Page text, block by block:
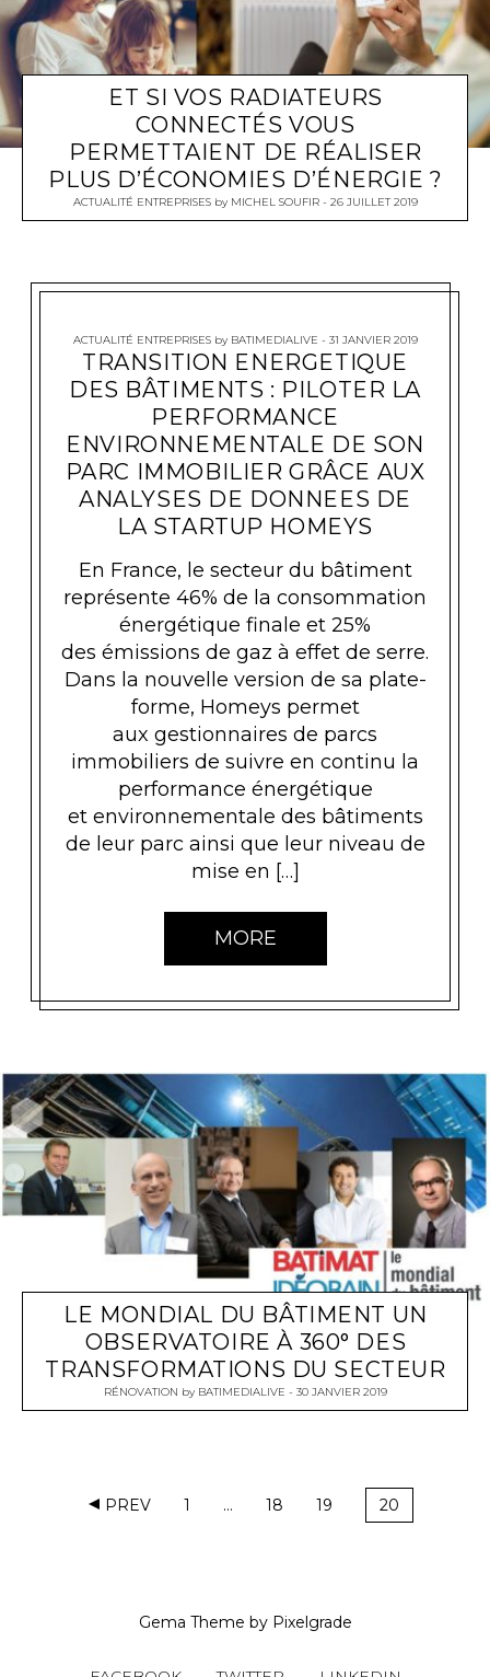
ET SI VOS RADIATEURS
CONNECTÉS VOUS
PERMETTAIENT DE RÉALISER
PLUS D’ÉCONOMIES D’ÉNERGIE ?
ACTUALITÉ ENTREPRISES by MICHEL SOUFIR 26 JUILLET 2019
ACTUALITÉ ENTREPRISESby BATIMEDIALIVE 31 JANVIER 2019
TRANSITION ENERGETIQUE
DES BÂTIMENTS : PILOTER LA
PERFORMANCE
ENVIRONNEMENTALE DE SON
PARC IMMOBILIER GRÂCE AUX
ANALYSES DE DONNEES DE
LA STARTUP HOMEYS
En France, le secteur du bâtiment
représente 46% de la consommation
énergétique finale et 25%
des émissions de gaz à effet de serre.
Dans la nouvelle version de sa plate-
forme, Homeys permet
aux gestionnaires de parcs
immobiliers de suivre en continu la
performance énergétique
et environnementale des bâtiments
de leur parc ainsi que leur niveau de
mise en […]
MORE
LE MONDIAL DU BÂTIMENT UN
OBSERVATOIRE À 360° DES
TRANSFORMATIONS DU SECTEUR
RÉNOVATION by BATIMEDIALIVE 30 JANVIER 2019
PREV 1 … 18 19 20
Gema Theme by Pixelgrade